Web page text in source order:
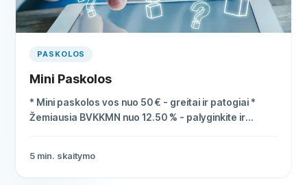
PASKOLOS
Mini Paskolos
* Mini paskolos vos nuo 50 € - greitai ir patogiai *
Žemiausia BVKKMN nuo 12.50 % - palyginkite ir
5 min. skaitymo